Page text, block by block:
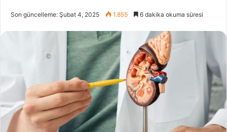
Son güncelleme: Şubat 4, 2025 1.855 6 dakika okuma süresi